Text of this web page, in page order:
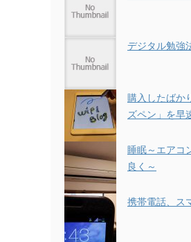
デジタル勉強
購入したばか
ズペン」を早
睡眠～エアコ
良く～
携帯電話、ス